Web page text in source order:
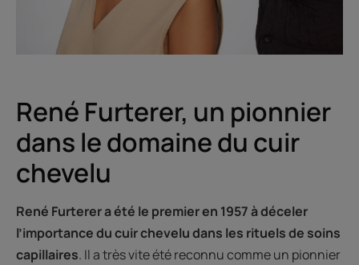
René Furterer, un pionnier
dans le domaine du cuir
chevelu
René Furterer a été le premier en 1957 à déceler
l’importance du cuir chevelu dans les rituels de soins
capillaires. Il a très vite été reconnu comme un pionnier